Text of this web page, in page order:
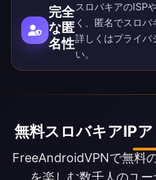
完全
な匿
名性
スロバキアのISP
く、匿名でスロバ
詳しくはプライバ
い。
無料スロバキアIP
FreeAndroidVPNで無料